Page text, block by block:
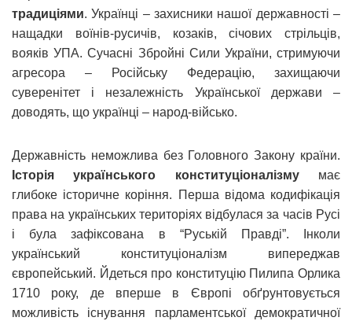
традиціями. Українці – захисники нашої державності –
нащадки воїнів-русичів, козаків, січових стрільців,
вояків УПА. Сучасні Збройні Сили України, стримуючи
агресора – Російську Федерацію, захищаючи
суверенітет і незалежність Української держави –
доводять, що українці – народ-військо.
Державність неможлива без Головного Закону країни.
Історія українського конституціоналізмумає
глибоке історичне коріння. Перша відома кодифікація
права на українських територіях відбулася за часів Русі
і була зафіксована в “Руській Правді”. Інколи
український конституціоналізм випереджав
європейський. Йдеться про конституцію Пилипа Орлика
1710 року, де вперше в Європі обґрунтовується
можливість існування парламентської демократичної